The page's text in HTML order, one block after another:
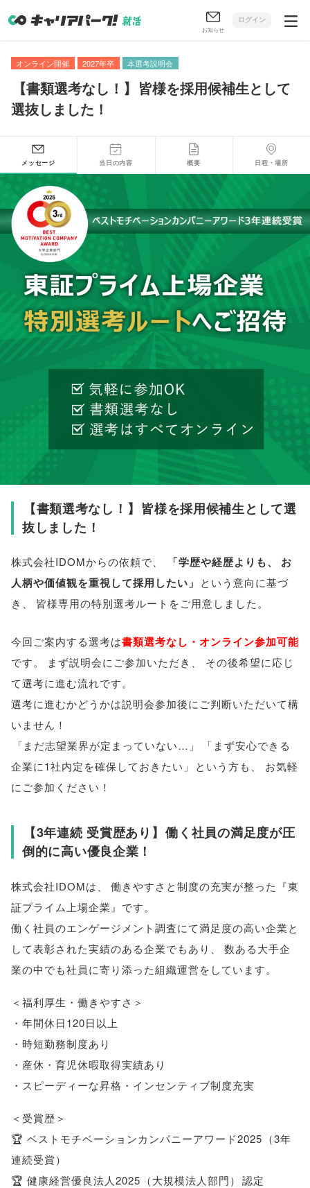
お知らせ
ログイン
オンライン開催 2027年卒 本選考説明会
【書類選考なし！ 】 皆様を採用候補生として
選抜しました！
メッセージ 当日の内容 概要 日程・場所
【書類選考なし！ 】 皆様を採用候補生として選
抜しました！
株式会社IDOMからの依頼で、 「学歴や経歴よりも、
お
人柄や価値観を重視して採用したい」 という意向に基づ
き 、 皆様専用の特別選考ルートをご用意しました。
今回ご案内する選考は書類選考なし・オンライン参加可能
です。 まず説明会にご参加いただき
その後希望に応じ
て選考に進む流れです。
選考に進むかどうかは説明会参加後にご判断いただいて構
いません！
「まだ志望業界が定まっていない… 」 「 まず安心できる
企業に1社内定を確保しておきたい 」 という方も
お気軽
にご参加ください！
【3年連続 受賞歴あり 】 働く社員の満足度が圧
倒的に高い優良企業！
株式会社IDOMは
働きやすさと制度の充実が整った『東
証プライム上場企業』です。
働く社員のエンゲージメント調査にて満足度の高い企業と
して表彰された実績のある企業でもあり
数ある大手企
業の中でも社員に寄り添った組織運営をしています。
＜福利厚生・働きやすさ＞
・年間休日120日以上
・時短勤務制度あり
・産休・育児休暇取得実績あり
・スピーディーな昇格・インセンティブ制度充実
＜受賞歴＞
🏆 ベストモチベーションカンパニーアワード2025 （3年
連続受賞）
🏆 健康経営優良法人2025 （大規模法人部門） 認定